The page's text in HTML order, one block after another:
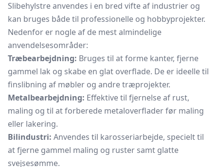
Slibehylstre anvendes i en bred vifte af industrier og
kan bruges både til professionelle og hobbyprojekter.
Nedenfor er nogle af de mest almindelige
anvendelsesområder:
Træbearbejdning: Bruges til at forme kanter, fjerne
gammel lak og skabe en glat overflade. De er ideelle til
finslibning af møbler og andre træprojekter.
Metalbearbejdning: Effektive til fjernelse af rust,
maling og til at forberede metaloverflader før maling
eller lakering.
Bilindustri: Anvendes til karosseriarbejde, specielt til
at fjerne gammel maling og ruster samt glatte
svejsesømme.